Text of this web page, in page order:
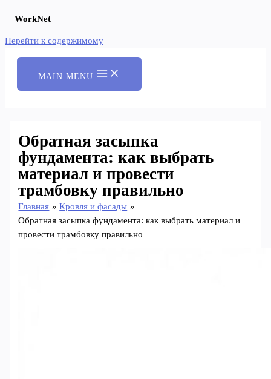
WorkNet
Перейти к содержимому
MAIN MENU
Обратная засыпка
фундамента: как выбрать
материал и провести
трамбовку правильно
Главная
Кровля и фасады
Обратная засыпка фундамента: как выбрать материал и
провести трамбовку правильно